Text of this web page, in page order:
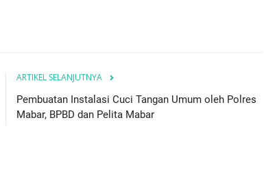
ARTIKEL SELANJUTNYA
Pembuatan Instalasi Cuci Tangan Umum oleh Polres
Mabar, BPBD dan Pelita Mabar